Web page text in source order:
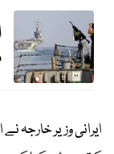
ایرانی وزیر خارجہ